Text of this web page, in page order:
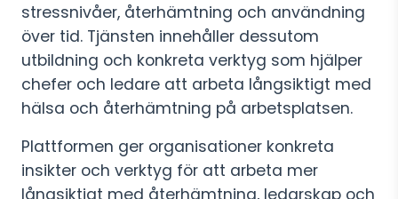
stressnivåer, återhämtning och användning
över tid. Tjänsten innehåller dessutom
utbildning och konkreta verktyg som hjälper
chefer och ledare att arbeta långsiktigt med
hälsa och återhämtning på arbetsplatsen.
Plattformen ger organisationer konkreta
insikter och verktyg för att arbeta mer
långsiktigt med återhämtning, ledarskap och